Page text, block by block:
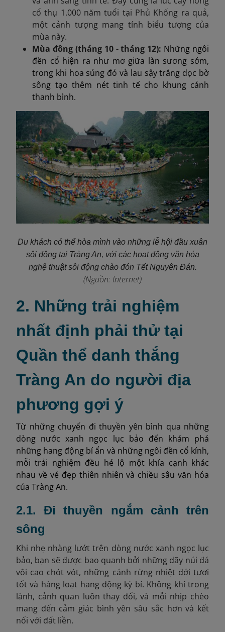
cổ thụ 1.000 năm tuổi tại Phủ Khống ra quả,
một cảnh tượng mang tính biểu tượng của
mùa này.
Mùa đông (tháng 10 - tháng 12): Những ngôi
đền cổ hiện ra như mơ giữa làn sương sớm,
trong khi hoa súng đỏ và lau sậy trắng dọc bờ
sông tạo thêm nét tinh tế cho khung cảnh
thanh bình.
Du khách có thể hòa mình vào những lễ hội đầu xuân
sôi động tại Tràng An, với các hoạt động văn hóa
nghệ thuật sôi động chào đón Tết Nguyên Đán.
(Nguồn: Internet)
2. Những trải nghiệm
nhất định phải thử tại
Quần thể danh thắng
Tràng An do người địa
phương gợi ý
Từ những chuyến đi thuyền yên bình qua những
dòng nước xanh ngọc lục bảo đến khám phá
những hang động bí ẩn và những ngôi đền cổ kính,
mỗi trải nghiệm đều hé lộ một khía cạnh khác
nhau về vẻ đẹp thiên nhiên và chiều sâu văn hóa
của Tràng An.
2.1. Đi thuyền ngắm cảnh trên
sông
Khi nhẹ nhàng lướt trên dòng nước xanh ngọc lục
bảo, bạn sẽ được bao quanh bởi những dãy núi đá
vôi cao chót vót, những cánh rừng nhiệt đới tươi
tốt và hàng loạt hang động kỳ bí. Không khí trong
lành, cảnh quan luôn thay đổi, và mỗi nhịp chèo
mang đến cảm giác bình yên sâu sắc hơn và kết
nối với đất liền.